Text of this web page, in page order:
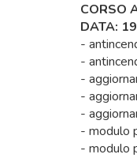
CORSO
DATA:
-
-
-
-
-
- modulo
- modulo